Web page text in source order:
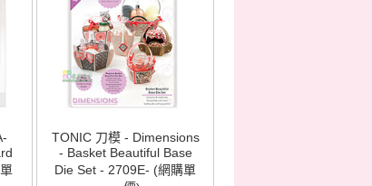
TONIC 刀模 - Dimensions
- Basket Beautiful Base
Die Set - 2709E- (網購單